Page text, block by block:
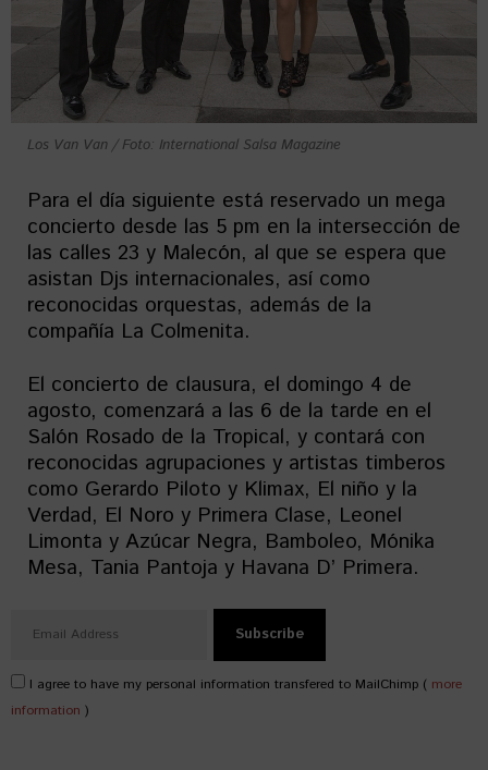
Los Van Van / Foto: International Salsa Magazine
Para el día siguiente está reservado un mega
concierto desde las 5 pm en la intersección de
las calles 23 y Malecón, al que se espera que
asistan Djs internacionales, así como
reconocidas orquestas, además de la
compañía La Colmenita.
El concierto de clausura, el domingo 4 de
agosto, comenzará a las 6 de la tarde en el
Salón Rosado de la Tropical, y contará con
reconocidas agrupaciones y artistas timberos
como Gerardo Piloto y Klimax, El niño y la
Verdad, El Noro y Primera Clase, Leonel
Limonta y Azúcar Negra, Bamboleo, Mónika
Mesa, Tania Pantoja y Havana D’ Primera.
I agree to have my personal information transfered to MailChimp ( more
information )